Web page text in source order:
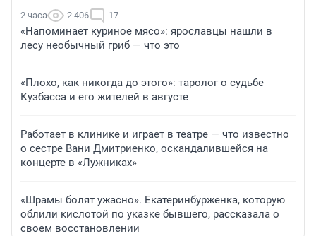
2 часа 2 406 17
«Напоминает куриное мясо»: ярославцы нашли в
лесу необычный гриб — что это
«Плохо, как никогда до этого»: таролог о судьбе
Кузбасса и его жителей в августе
Работает в клинике и играет в театре — что известно
о сестре Вани Дмитриенко, оскандалившейся на
концерте в «Лужниках»
«Шрамы болят ужасно». Екатеринбурженка, которую
облили кислотой по указке бывшего, рассказала о
своем восстановлении